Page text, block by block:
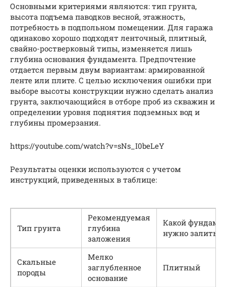
Основными критериями являются: тип грунта,
высота подъема паводков весной, этажность,
потребность в подпольном помещении. Для гаража
одинаково хорошо подходят ленточный, плитный,
свайно-ростверковый типы, изменяется лишь
глубина основания фундамента. Предпочтение
отдается первым двум вариантам: армированной
ленте или плите. С целью исключения ошибки при
выборе высоты конструкции нужно сделать анализ
грунта, заключающийся в отборе проб из скважин и
определении уровня поднятия подземных вод и
глубины промерзания.
https://youtube.com/watch?v=sNs_I0beLeY
Результаты оценки используются с учетом
инструкций, приведенных в таблице:
Тип грунта
Рекомендуемая
глубина
заложения
Какой
нужно залить
Скальные
породы
Мелко
заглубленное
основание
Плитный